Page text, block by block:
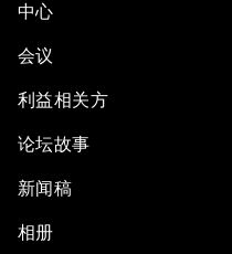
中心
会议
利益相关方
论坛故事
新闻稿
相册